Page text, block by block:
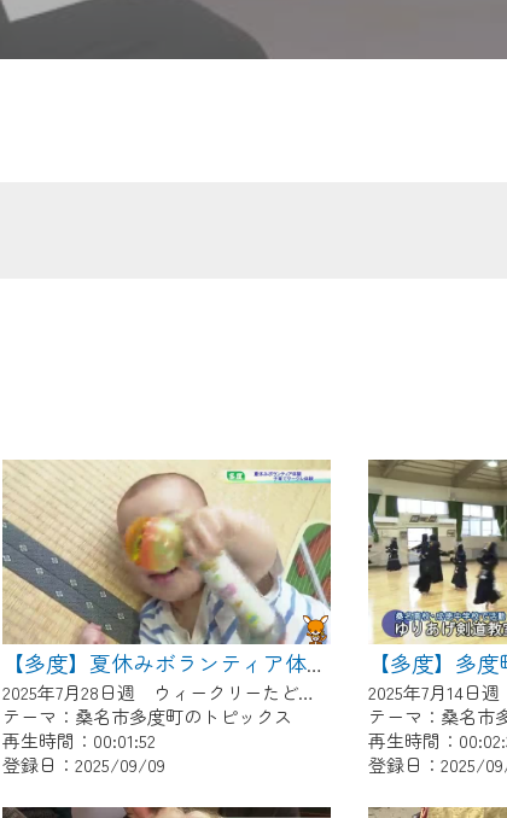
【多度】夏休みボランティア体験 子育てサークル体験
2025年7月28日週 ウィークリーたどにて放送
テーマ：桑名市多度町のトピックス
再生時間：00:01:52
登録日：2025/09/09
テーマ：桑名市
再生時間：
登録日：2025/
しています。
す。